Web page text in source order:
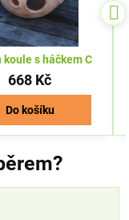
koule s háčkem C
668 Kč
Do košíku